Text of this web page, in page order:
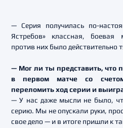
— Серия получилась по-
Ястребов» классная, боевая
против них было действительно
— Мог ли ты представить, что
в первом матче со
переломить ход серии и
— У нас даже мысли не было,
серию. Мы не опускали руки,
свое дело — и в итоге пришли к